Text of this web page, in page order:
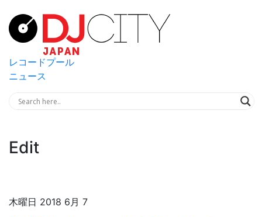
レコードプール
ニュース
Edit
木曜日 2018 6月 7